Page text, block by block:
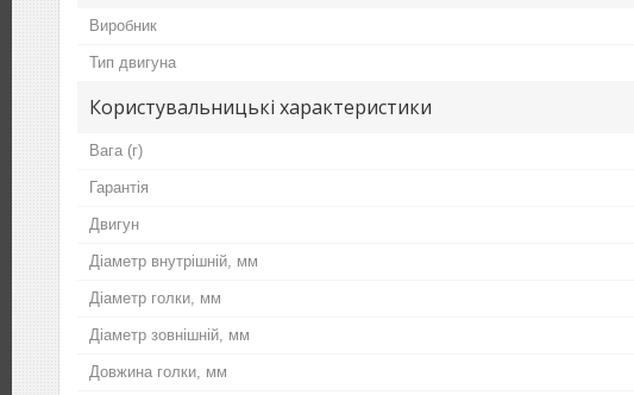
Виробник
Тип двигуна
Користувальницькі характеристики
Вага (г)
Гарантія
Двигун
Діаметр внутрішній, мм
Діаметр голки, мм
Діаметр зовнішній, мм
Довжина голки, мм